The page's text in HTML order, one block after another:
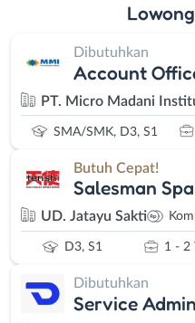
Dibutuhkan
Account
PT. Micro Madani
SMA/SMK, D3, S1
Butuh Cepat!
Salesman
UD. Jatayu Sakti
D3, S1 1 - 2
Dibutuhkan
Service Admin